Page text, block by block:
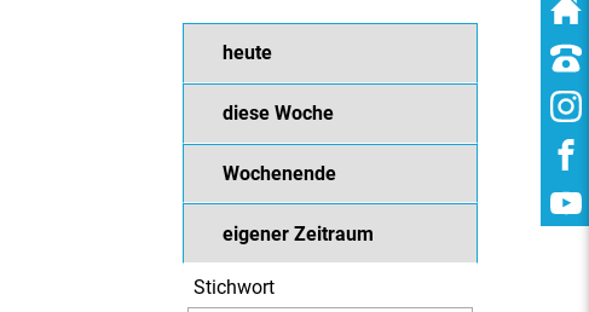
heute
diese Woche
Wochenende
eigener Zeitraum
Stichwort